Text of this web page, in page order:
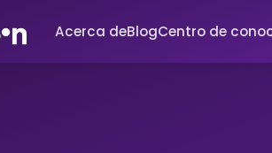
Acerca deBlogCentro de